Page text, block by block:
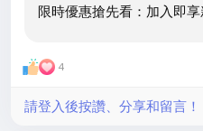
限時優惠搶先看：加入即
你走在時尚的最前端。好
享貴賓級待遇。如何加入？
4
請登入後按讚、分享和留言！